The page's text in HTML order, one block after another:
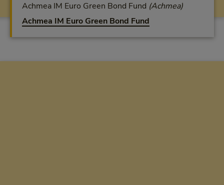
Achmea IM Euro Green Bond Fund (Achmea)
Achmea IM Euro Green Bond Fund